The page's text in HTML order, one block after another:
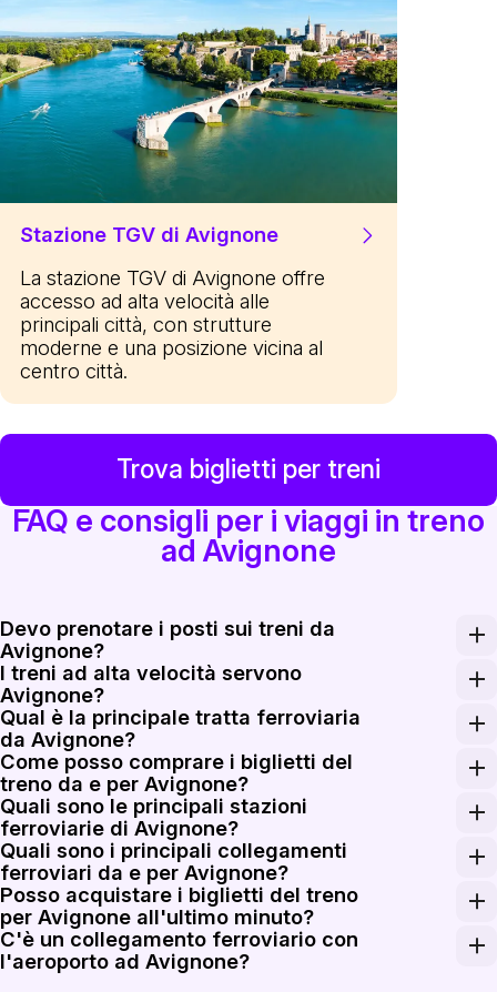
Stazione TGV di Avignone
La stazione TGV di Avignone offre
accesso ad alta velocità alle
principali città, con strutture
moderne e una posizione vicina al
centro città.
Trova biglietti per treni
FAQ e consigli per i viaggi in treno
ad Avignone
Devo prenotare i posti sui treni da
Avignone?
I treni TGV INOUI e OUIGO da Avignon TGV
I treni ad alta velocità servono
Avignone?
Sì. Avignon TGV si trova sulla rete ferroviaria ad alta
Qual è la principale tratta ferroviaria
da Avignone?
La principale tratta a lunga percorrenza da Avignone
Come posso comprare i biglietti del
treno da e per Avignone?
Prenota i biglietti del treno da e per Avignone su Rail
Quali sono le principali stazioni
ferroviarie di Avignone?
Avignone ha due stazioni principali. Avignon TGV
Quali sono i principali collegamenti
ferroviari da e per Avignone?
Avignone collega Parigi in circa 2h40m con TGV
Posso acquistare i biglietti del treno
per Avignone all'ultimo minuto?
I biglietti TER all'ultimo minuto da Avignon Centre
C'è un collegamento ferroviario con
l'aeroporto ad Avignone?